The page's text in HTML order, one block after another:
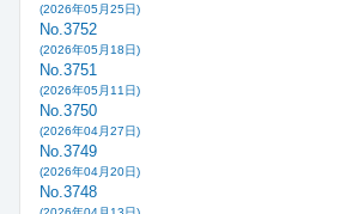
(2026年05月25日)
No.3752
(2026年05月18日)
No.3751
(2026年05月11日)
No.3750
(2026年04月27日)
No.3749
(2026年04月20日)
No.3748